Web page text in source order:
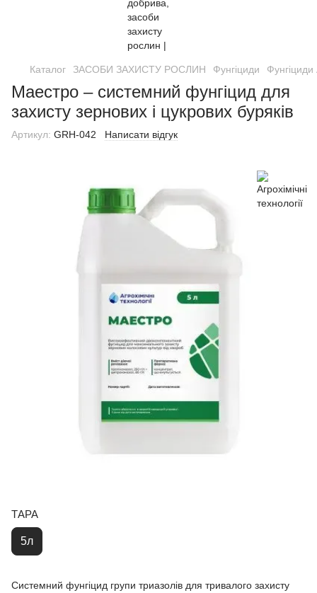
Каталог ЗАСОБИ ЗАХИСТУ РОСЛИН Фунгіциди Фунгіциди
Маестро – системний фунгіцид для
захисту зернових і цукрових буряків
Артикул: GRH-042 Написати відгук
ТАРА
5л
Системний фунгіцид групи триазолів для тривалого захисту